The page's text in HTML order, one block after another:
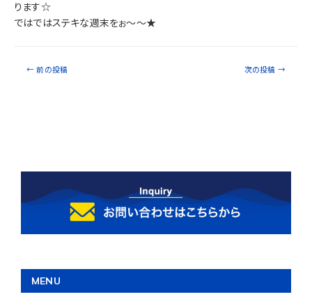
ります☆
ではではステキな週末をぉ～～★
← 前の投稿 次の投稿 →
MENU